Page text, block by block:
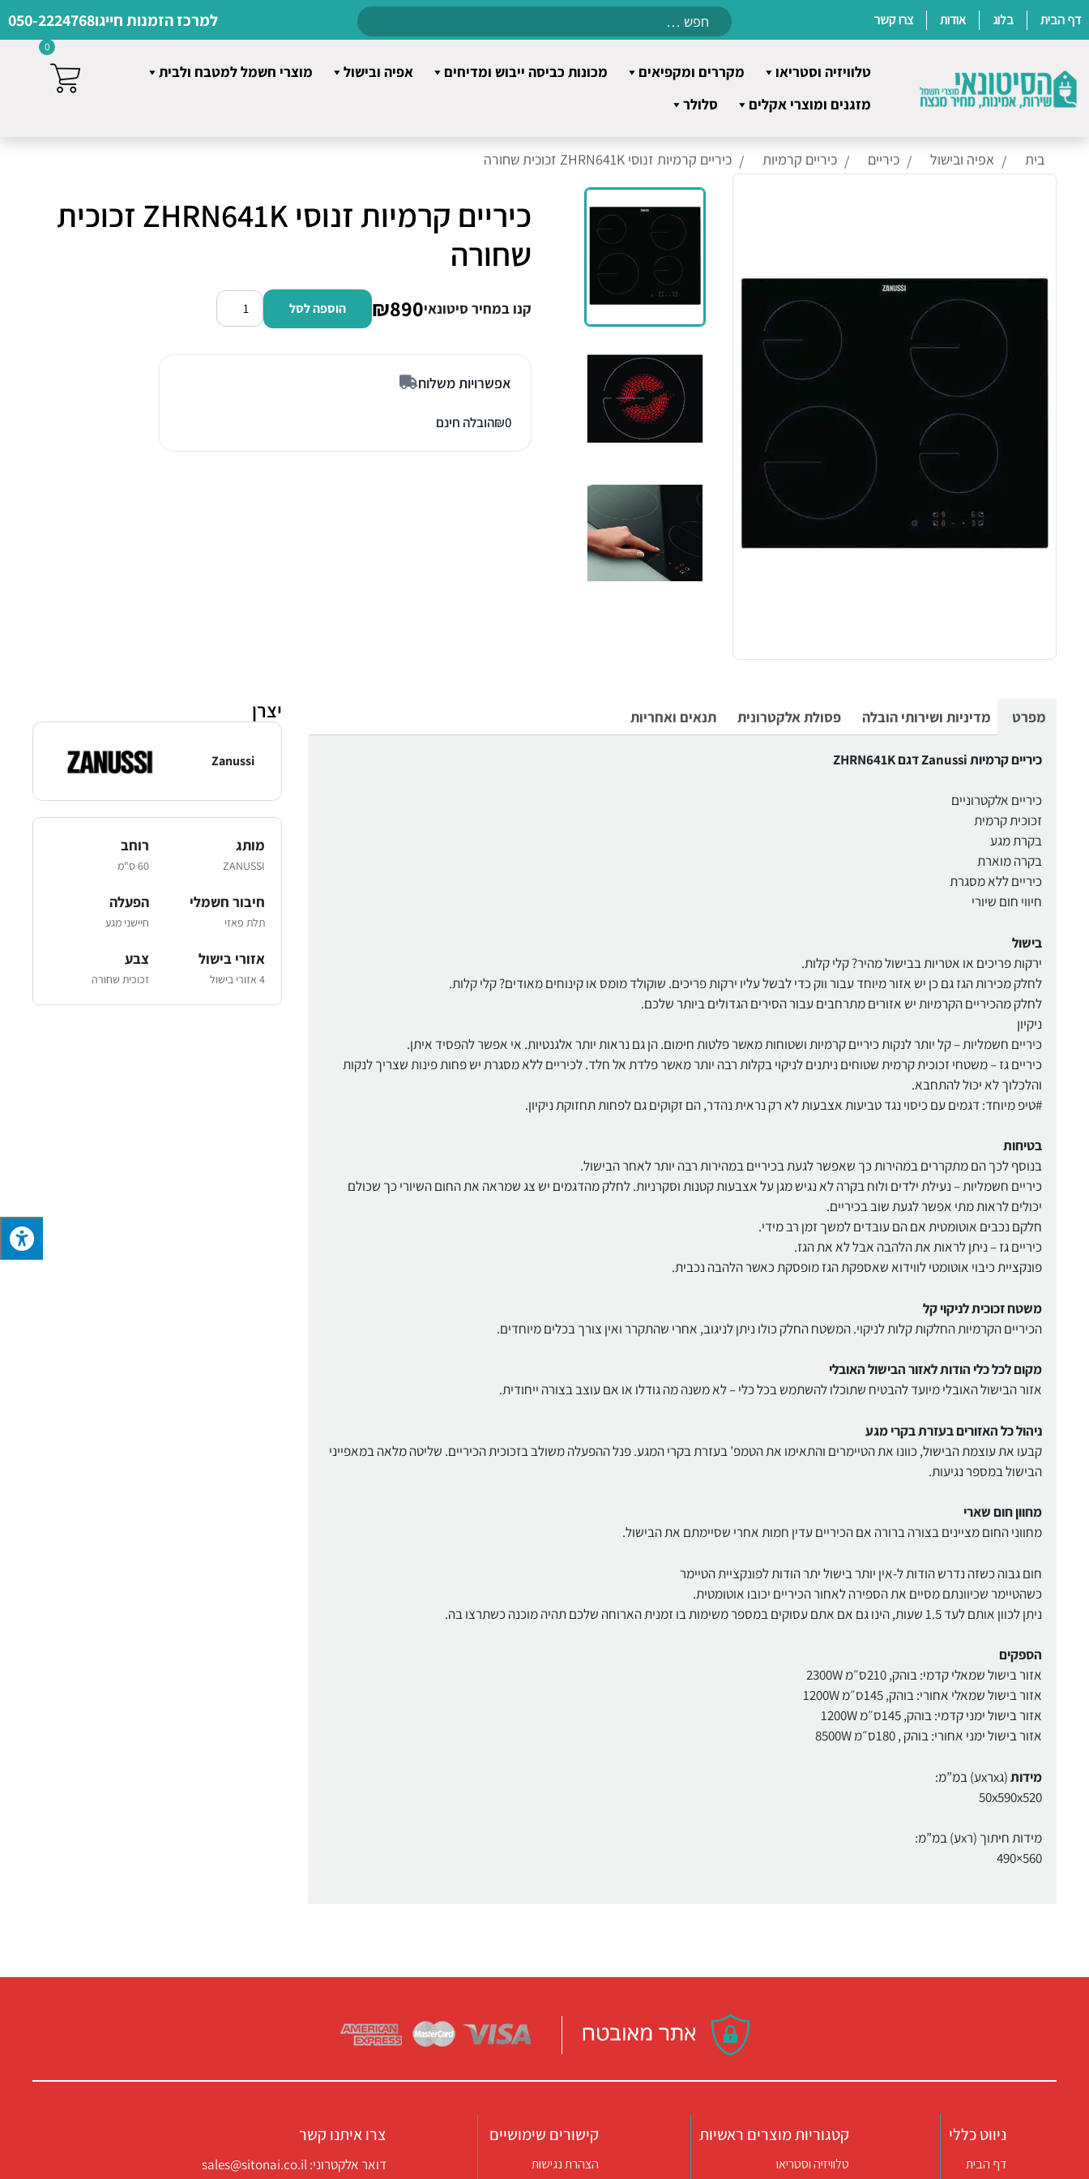
Skip
דף הבית בלוג אודות צרו קשר
Search
למרכז הזמנות חייגו050-2224768
טלוויזיה וסטריאו מקררים ומקפיאים מכונות כביסה ייבוש ומדיחים אפיה ובישול
מוצרי חשמל למטבח ולבית
מזגנים ומוצרי אקלים
סלולר
בית אפיה ובישול כיריים כיריים קרמיות כיריים קרמיות זנוסי ZHRN641K זכוכית שחורה
כיריים קרמיות זנוסי ZHRN641K זכוכית
שחורה
קנו במחיר סיטונאי₪890 הוספה לסל
כמות
זכוכית
אפשרויות משלוח
₪0 הובלה חינם
מפרט מדיניות ושירותי הובלה פסולת אלקטרונית תנאים ואחריות
כיריים קרמיות Zanussi דגם ZHRN641K
כיריים אלקטרוניים
זכוכית קרמית
בקרת מגע
בקרה מוארת
כיריים ללא מסגרת
חיווי חום שיורי
בישול
ירקות פריכים או אטריות בבישול מהיר? קלי קלות.
לחלק מכירות הגז גם כן יש אזור מיוחד עבור ווק כדי לבשל עליו ירקות פריכים. שוקולד מומס או קינוחים מאודים? קלי קלות.
לחלק מהכיריים הקרמיות יש אזורים מתרחבים עבור הסירים הגדולים ביותר שלכם.
ניקיון
כיריים חשמליות – קל יותר לנקות כיריים קרמיות ושטוחות מאשר פלטות חימום. הן גם נראות יותר אלגנטיות. אי אפשר להפסיד איתן.
כיריים גז – משטחי זכוכית קרמית שטוחים ניתנים לניקוי בקלות רבה יותר מאשר פלדת אל חלד. לכיריים ללא מסגרת יש פחות פינות שצריך לנקות
והלכלוך לא יכול להתחבא.
#טיפ מיוחד: דגמים עם כיסוי נגד טביעות אצבעות לא רק נראית נהדר, הם זקוקים גם לפחות תחזוקת ניקיון.
בטיחות
בנוסף לכך הם מתקררים במהירות כך שאפשר לגעת בכיריים במהירות רבה יותר לאחר הבישול.
כיריים חשמליות – נעילת ילדים ולוח בקרה לא נגיש מגן על אצבעות קטנות וסקרניות. לחלק מהדגמים יש צג שמראה את החום השיורי כך שכולם
יכולים לראות מתי אפשר לגעת שוב בכיריים.
חלקם נכבים אוטומטית אם הם עובדים למשך זמן רב מידי.
כיריים גז – ניתן לראות את הלהבה אבל לא את הגז.
פונקציית כיבוי אוטומטי לווידוא שאספקת הגז מופסקת כאשר הלהבה נכבית.
משטח זכוכית לניקוי קל
הכיריים הקרמיות החלקות קלות לניקוי. המשטח החלק כולו ניתן לניגוב, אחרי שהתקרר ואין צורך בכלים מיוחדים.
מקום לכל כלי הודות לאזור הבישול האובלי
אזור הבישול האובלי מיועד להבטיח שתוכלו להשתמש בכל כלי – לא משנה מה גודלו או אם עוצב בצורה ייחודית.
ניהול כל האזורים בעזרת בקרי מגע
קבעו את עוצמת הבישול, כוונו את הטיימרים והתאימו את הטמפ’ בעזרת בקרי המגע. פנל ההפעלה משולב בזכוכית הכיריים. שליטה מלאה במאפייני
הבישול במספר נגיעות.
מחוון חום שארי
מחווני החום מציינים בצורה ברורה אם הכיריים עדין חמות אחרי שסיימתם את הבישול.
חום גבוה כשזה נדרש הודות ל-אין יותר בישול יתר הודות לפונקציית הטיימר
כשהטיימר שכיוונתם מסיים את הספירה לאחור הכיריים יכובו אוטומטית.
ניתן לכוון אותם לעד 1.5 שעות, הינו גם אם אתם עסוקים במספר משימות בו זמנית הארוחה שלכם תהיה מוכנה כשתרצו בה.
הספקים
אזור בישול שמאלי קדמי: בוהק, 210ס״מ 2300W
אזור בישול שמאלי אחורי: בוהק, 145ס״מ 1200W
אזור בישול ימני קדמי: בוהק, 145ס״מ 1200W
אזור בישול ימני אחורי: בוהק , 180ס״מ 8500W
מידות(גxרxע) במ”מ:
50x590x520
מידות חיתוך (רxע) במ”מ:
560×490
יצרן
Zanussi
מותג
ZANUSSI
רוחב
60 ס"מ
חיבור חשמלי
תלת פאזי
הפעלה
חיישני מגע
אזורי בישול
4 אזורי בישול
צבע
זכוכית שחורה
ניווט כללי
דף הבית
קטגוריות מוצרים ראשיות
טלוויזיה וסטריאו
קישורים שימושיים
הצהרת נגישות
צרו איתנו קשר
דואר אלקטרוני: sales@sitonai.co.il
0